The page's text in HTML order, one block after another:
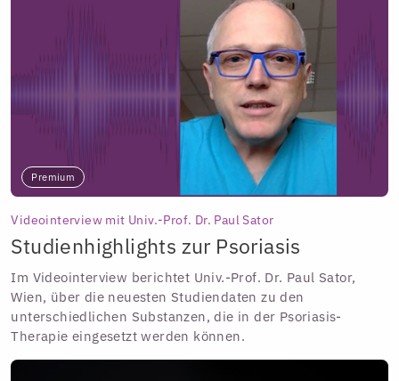
Premium
Videointerview mit Univ.-Prof. Dr. Paul Sator
Studienhighlights zur Psoriasis
Im Videointerview berichtet Univ.-Prof. Dr. Paul Sator,
Wien, über die neuesten Studiendaten zu den
unterschiedlichen Substanzen, die in der Psoriasis-
Therapie eingesetzt werden können.